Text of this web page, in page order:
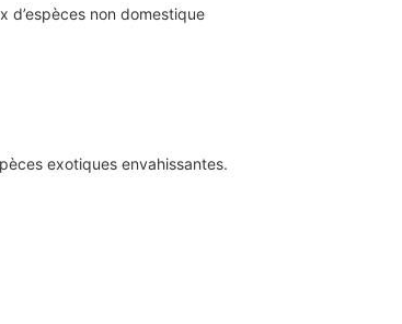
d’espèces non domestique
exotiques envahissantes.